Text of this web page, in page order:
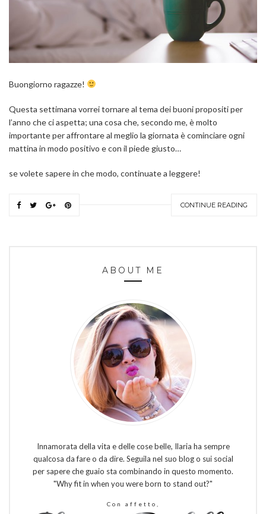
Buongiorno ragazze!
Questa settimana vorrei tornare al tema dei buoni propositi per
l’anno che ci aspetta; una cosa che, secondo me, è molto
importante per affrontare al meglio la giornata è cominciare ogni
mattina in modo positivo e con il piede giusto…
se volete sapere in che modo, continuate a leggere!
CONTINUE READING
ABOUT ME
Innamorata della vita e delle cose belle, Ilaria ha sempre
qualcosa da fare o da dire. Seguila nel suo blog o sui social
per sapere che guaio sta combinando in questo momento.
"Why fit in when you were born to stand out?"
Con affetto,